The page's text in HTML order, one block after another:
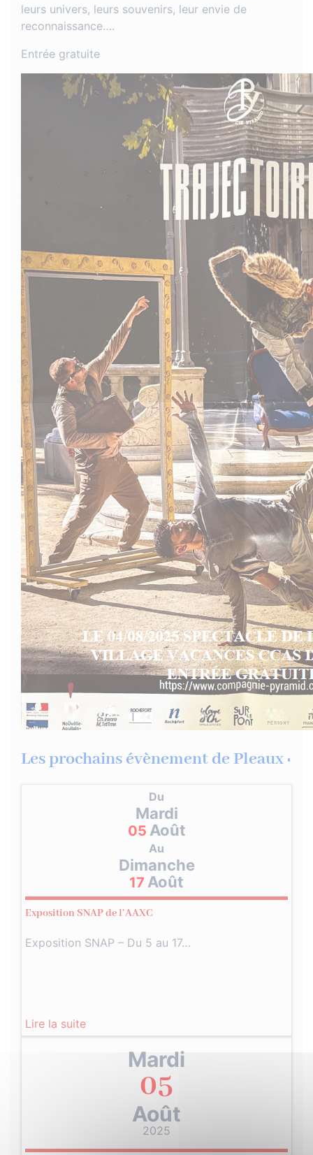
leurs univers, leurs souvenirs, leur envie de
reconnaissance….
Entrée gratuite
Les prochains évènement de Pleaux :
Du
Mardi
05 Août
Au
Dimanche
17 Août
Exposition SNAP de l’AAXC
Exposition SNAP – Du 5 au 17…
Lire la suite
Mardi
05
Août
2025